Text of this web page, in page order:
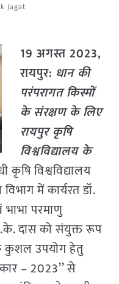
Jagat
19 अगस्त 2023,
रायपुर: धान की
परंपरागत किस्मों
के संरक्षण के लिए
रायपुर कृषि
विश्वविद्यालय के
कृषि विश्वविद्यालय
में कार्यरत डॉ.
भाभा परमाणु
दास को संयुक्त रूप
कुशल उपयोग हेतु
– 2023’’ से